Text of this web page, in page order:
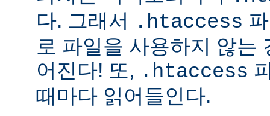
다. 그래서 .htaccess
로 파일을 사용하지 않는
어진다! 또, .htaccess
때마다 읽어들인다.